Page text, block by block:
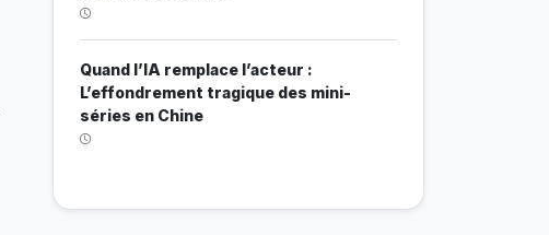
Quand l’IA remplace l’acteur :
L’effondrement tragique des mini-
séries en Chine